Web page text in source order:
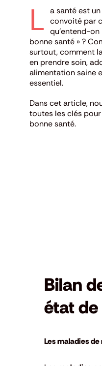
L
a santé est
convoité par
qu’entend-on
bonne santé » ?
surtout, comment
en prendre soin,
alimentation saine
essentiel.
Dans cet article,
toutes les clés
bonne santé.
Bilan
état
Les maladies